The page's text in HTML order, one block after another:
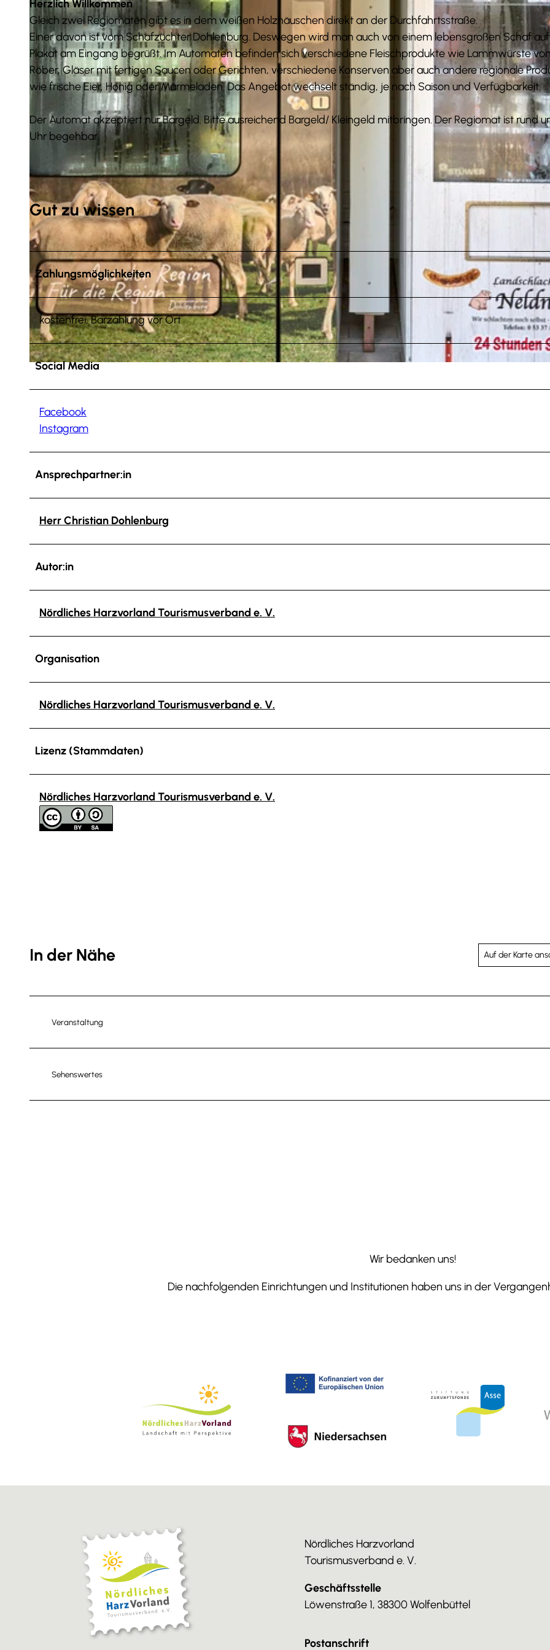
© Anna Meurer |
© Anna Meurer |CC-BY-SA
Herzlich Willkommen
Gleich zwei Regiomaten gibt es in dem weißen Holzhäuschen direkt an der Durchfahrtsstraße.
Einer davon ist vom Schafzüchter Dohlenburg. Deswegen wird man auch von einem lebensgroßen Schaf
Plakat am Eingang begrüßt. Im Automaten befinden sich verschiedene Fleischprodukte wie Lammwürste von
Röber, Gläser mit fertigen Saucen oder Gerichten, verschiedene Konserven aber auch andere regionale
wie frische Eier, Honig oder Marmeladen. Das Angebot wechselt ständig, je nach Saison und Verfügbarkeit.
Der Automat akzeptiert nur Bargeld. Bitte ausreichend Bargeld/ Kleingeld mitbringen. Der Regiomat ist rund
Uhr begehbar.
Gut zu wissen
Zahlungsmöglichkeiten
kostenfrei, Barzahlung vor Ort
Social Media
Facebook
Instagram
Ansprechpartner:in
Herr Christian Dohlenburg
Autor:in
Nördliches Harzvorland Tourismusverband e. V.
Organisation
Nördliches Harzvorland Tourismusverband e. V.
Lizenz (Stammdaten)
Nördliches Harzvorland Tourismusverband e. V.
In der Nähe Auf der Karte
Veranstaltung
Sehenswertes
Wir bedanken uns!
Die nachfolgenden Einrichtungen und Institutionen haben uns in der
Nördliches Harzvorland
Tourismusverband e. V.
Geschäftsstelle
Löwenstraße 1, 38300 Wolfenbüttel
Postanschrift